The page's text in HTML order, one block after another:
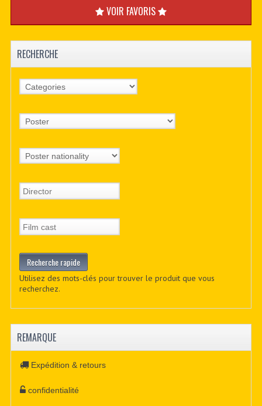
VOIR FAVORIS
RECHERCHE
Utilisez des mots-clés pour trouver le produit que vous
recherchez.
REMARQUE
Expédition & retours
confidentialité